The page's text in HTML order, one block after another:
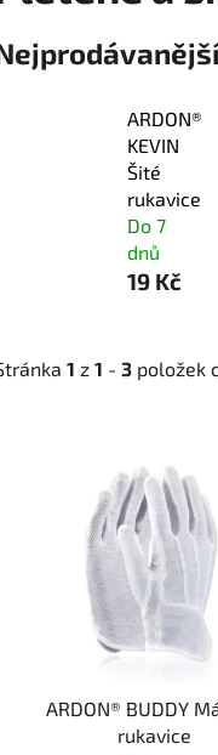
ARDON®
KEVIN
Šité
rukavice
Do 7
dnů
19 Kč
1 z 1 - 3 položek
ARDON® BUDDY
rukavice